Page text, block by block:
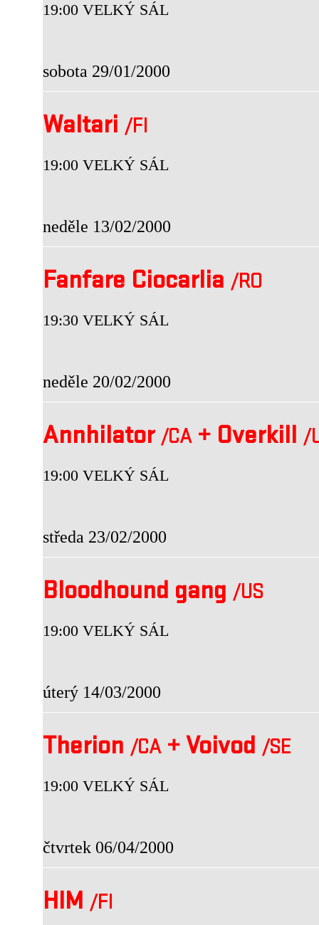
19:00 VELKÝ SÁL
sobota 29/01/2000
Waltari /FI
19:00 VELKÝ SÁL
neděle 13/02/2000
Fanfare Ciocarlia /RO
19:30 VELKÝ SÁL
neděle 20/02/2000
Annhilator /CA + Overkill /
19:00 VELKÝ SÁL
středa 23/02/2000
Bloodhound gang /US
19:00 VELKÝ SÁL
úterý 14/03/2000
Therion /CA + Voivod /SE
19:00 VELKÝ SÁL
čtvrtek 06/04/2000
HIM /FI